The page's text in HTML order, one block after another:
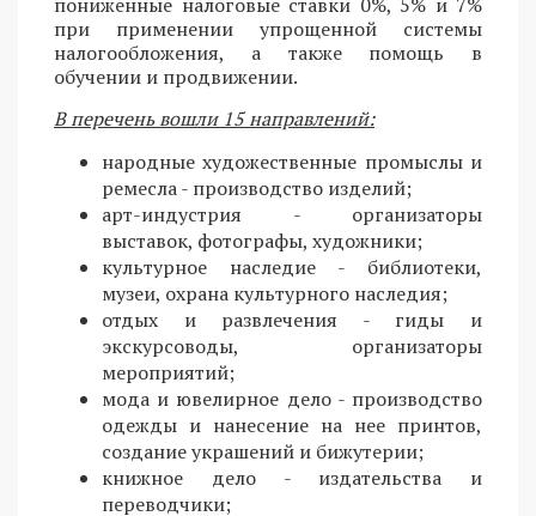
при применении упрощенной системы
налогообложения, а также помощь в
обучении и продвижении.
В перечень вошли 15 направлений:
народные художественные промыслы и
ремесла - производство изделий;
арт-индустрия - организаторы
выставок, фотографы, художники;
культурное наследие - библиотеки,
музеи, охрана культурного наследия;
отдых и развлечения - гиды и
экскурсоводы, организаторы
мероприятий;
мода и ювелирное дело - производство
одежды и нанесение на нее принтов,
создание украшений и бижутерии;
книжное дело - издательства и
переводчики;